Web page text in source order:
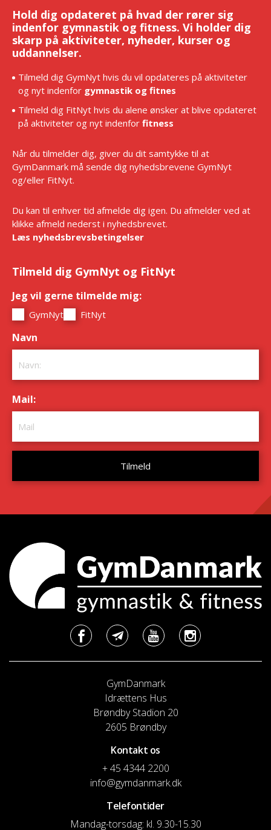
Hold dig opdateret på hvad der rører sig
indenfor gymnastik og fitness. Vi holder dig
skarp på aktiviteter, nyheder, kurser og
uddannelser.
Tilmeld dig GymNyt hvis du vil opdateres på aktiviteter
og nyt indenfor gymnastik og fitnes
Tilmeld dig FitNyt hvis du alene ønsker at blive opdateret
på aktiviteter og nyt indenfor fitness
Når du tilmelder dig, giver du dit samtykke til at
GymDanmark må sende dig nyhedsbrevene GymNyt
og/eller FitNyt.
Du kan til enhver tid afmelde dig igen. Du afmelder ved at
klikke afmeld nederst i nyhedsbrevet.
Læs nyhedsbrevsbetingelser
Tilmeld dig GymNyt og FitNyt
Jeg vil gerne tilmelde mig:
GymNyt FitNyt
Navn
Mail:
GymDanmark
Idrættens Hus
Brøndby Stadion 20
2605 Brøndby
Kontakt os
+ 45 4344 2200
info@gymdanmark.dk
Telefontider
Mandag-torsdag: kl. 9.30-15.30